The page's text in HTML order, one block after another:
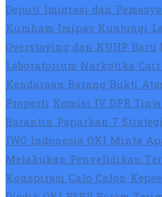
Deputi Imigrasi dan
Kumham Imipas Kunjungi
Overstaying dan KUHP Baru
Laboratorium Narkotika
Kendaraan Barang Bukti
PropertiKomisi IV DPR
Barantin Paparkan 7
IWO Indonesia OKI Minta
Melakukan Penyelidikan
Konspirasi Calo Calon